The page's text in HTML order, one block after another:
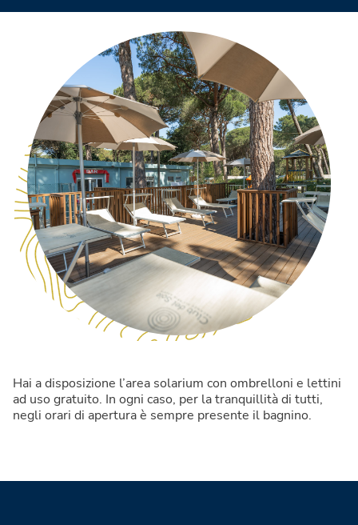
Hai a disposizione l’area solarium con ombrelloni e lettini
ad uso gratuito. In ogni caso, per la tranquillità di tutti,
negli orari di apertura è sempre presente il bagnino.